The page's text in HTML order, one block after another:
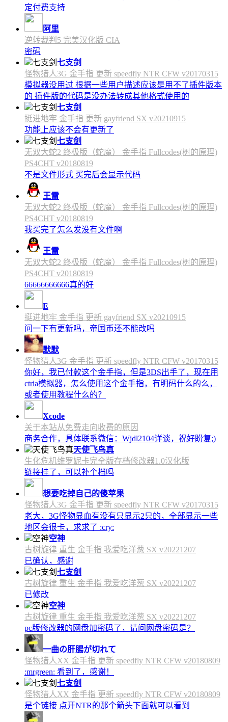
定付费支持
阿里
逆转裁判5 完美汉化版 CIA
密码
七支剑
怪物猎人3G 金手指 更新 speedfly NTR CFW v20170315
模拟器没用过 根据一些用户描述应该是用不了插件版本
的 插件版的代码是没办法转成其他格式使用的
七支剑
挺进地牢 金手指 更新 gayfriend SX v20210915
功能上应该不会有更新了
七支剑
无双大蛇2 终极版（蛇魔） 金手指 Fullcodes(树的原理)
PS4CHT v20180819
不是文件形式 买完后会显示代码
王雷
无双大蛇2 终极版（蛇魔） 金手指 Fullcodes(树的原理)
PS4CHT v20180819
我买完了怎么发没有文件啊
王雷
无双大蛇2 终极版（蛇魔） 金手指 Fullcodes(树的原理)
PS4CHT v20180819
66666666666真的好
E
挺进地牢 金手指 更新 gayfriend SX v20210915
问一下有更新吗，帝国币还不能改吗
默默
怪物猎人3G 金手指 更新 speedfly NTR CFW v20170315
你好，我已付款这个金手指，但是3DS出手了，现在用
ctria模拟器，怎么使用这个金手指，有明码什么的么，
或者使用教程什么的？
Xcode
关于本站从免费走向收费的原因
商务合作，具体联系微信：Wjdl2104详谈，祝好盼复;)
天使飞鸟真
生化危机维罗妮卡完全版存档修改器1.0汉化版
链接挂了，可以补个档吗
想要吃掉自己的傻苹果
怪物猎人3G 金手指 更新 speedfly NTR CFW v20170315
老大，3G怪物显血有没有只显示2只的，全部显示一些
地区会很卡，求求了 :cry:
空神
古树旋律 重生 金手指 我爱吃洋葱 SX v20221207
已确认，感谢
七支剑
古树旋律 重生 金手指 我爱吃洋葱 SX v20221207
已修改
空神
古树旋律 重生 金手指 我爱吃洋葱 SX v20221207
pc版修改器的网盘加密码了，请问网盘密码是？
一曲の肝腸が切れて
怪物猎人XX 金手指 更新 speedfly NTR CFW v20180809
:mrgreen: 看到了，感谢！
七支剑
怪物猎人XX 金手指 更新 speedfly NTR CFW v20180809
是个链接 点开NTR的那个箭头下面就可以看到